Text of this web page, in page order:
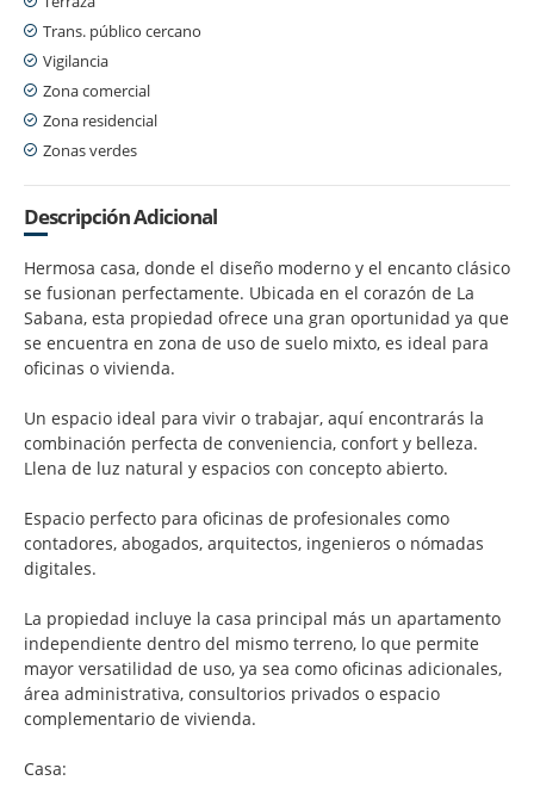
Trans. público cercano
Vigilancia
Zona comercial
Zona residencial
Zonas verdes
Descripción Adicional
Hermosa casa, donde el diseño moderno y el encanto clásico
se fusionan perfectamente. Ubicada en el corazón de La
Sabana, esta propiedad ofrece una gran oportunidad ya que
se encuentra en zona de uso de suelo mixto, es ideal para
oficinas o vivienda.
Un espacio ideal para vivir o trabajar, aquí encontrarás la
combinación perfecta de conveniencia, confort y belleza.
Llena de luz natural y espacios con concepto abierto.
Espacio perfecto para oficinas de profesionales como
contadores, abogados, arquitectos, ingenieros o nómadas
digitales.
La propiedad incluye la casa principal más un apartamento
independiente dentro del mismo terreno, lo que permite
mayor versatilidad de uso, ya sea como oficinas adicionales,
área administrativa, consultorios privados o espacio
complementario de vivienda.
Casa: